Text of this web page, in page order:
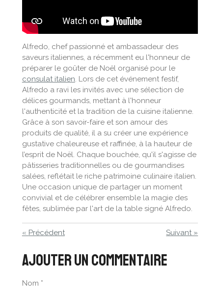
Alfredo, chef passionné et ambassadeur des
saveurs italiennes, a récemment eu l'honneur de
préparer le goûter de Noël organisé pour le
consulat italien . Lors de cet événement festif,
Alfredo a ravi les invités avec une sélection de
délices gourmands, mettant à l'honneur
l'authenticité et la tradition de la cuisine italienne.
Grâce à son savoir-faire et son amour des
produits de qualité, il a su créer une expérience
gustative chaleureuse et raffinée, à la hauteur de
l’esprit de Noël. Chaque bouchée, qu'il s'agisse de
pâtisseries traditionnelles ou de gourmandises
salées, reflétait le riche patrimoine culinaire italien.
Une occasion unique de partager un moment
convivial et de célébrer ensemble la magie des
fêtes, sublimée par l'art de la table signé Alfredo.
« Précédent Suivant »
Ajouter un commentaire
Nom *